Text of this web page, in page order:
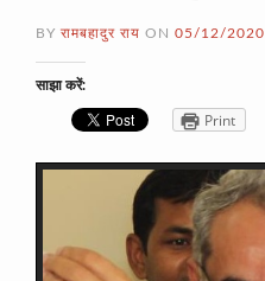
BY रामबहादुर राय ON 05/12/2020
साझा करें:
Print